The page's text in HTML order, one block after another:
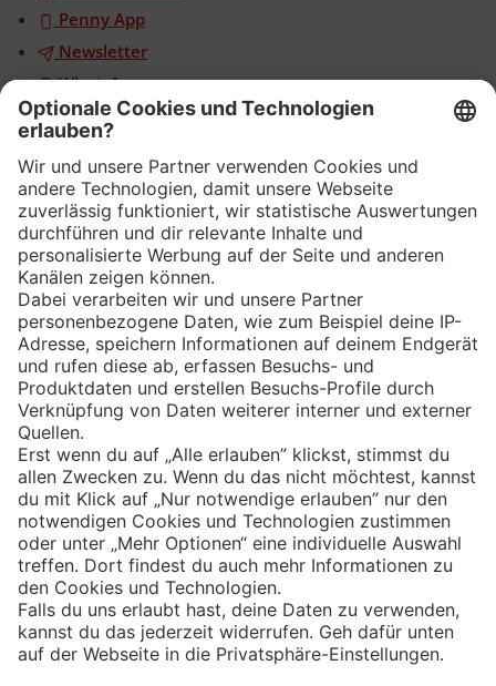
Penny App
Newsletter
WhatsApp
App
Eishockey
Impressum